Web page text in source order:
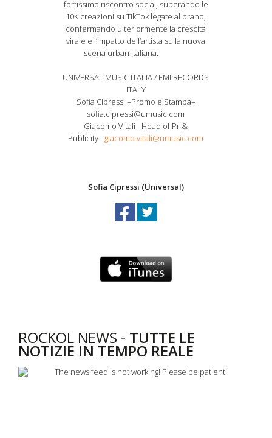
fortissimo riscontro social, superando le
10K creazioni su TikTok legate al brano,
confermando ulteriormente la crescita
virale e l’impatto dell’artista sulla nuova
scena urban italiana.
UNIVERSAL MUSIC ITALIA / EMI RECORDS
ITALY
Sofia Cipressi –Promo e Stampa–
sofia.cipressi@umusic.com
Giacomo Vitali - Head of Pr &
Publicity - giacomo.vitali@umusic.com
Sofia Cipressi (Universal)
ROCKOL NEWS - TUTTE LE
NOTIZIE IN TEMPO REALE